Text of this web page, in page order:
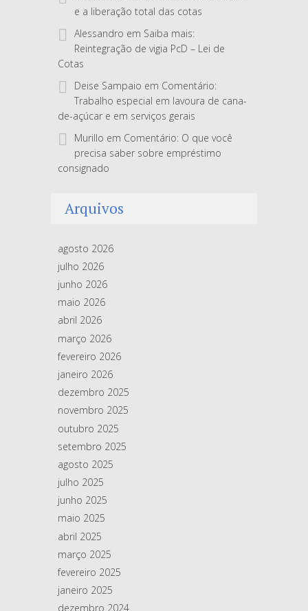
e a liberação total das cotas
Alessandro em Saiba mais:
Reintegração de vigia PcD – Lei de
Cotas
Deise Sampaio em Comentário:
Trabalho especial em lavoura de cana-
de-açúcar e em serviços gerais
Murillo em Comentário: O que você
precisa saber sobre empréstimo
consignado
Arquivos
agosto 2026
julho 2026
junho 2026
maio 2026
abril 2026
março 2026
fevereiro 2026
janeiro 2026
dezembro 2025
novembro 2025
outubro 2025
setembro 2025
agosto 2025
julho 2025
junho 2025
maio 2025
abril 2025
março 2025
fevereiro 2025
janeiro 2025
dezembro 2024